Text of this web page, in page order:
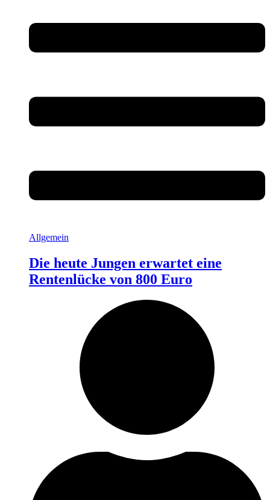
Allgemein
Die heute Jungen erwartet eine
Rentenlücke von 800 Euro